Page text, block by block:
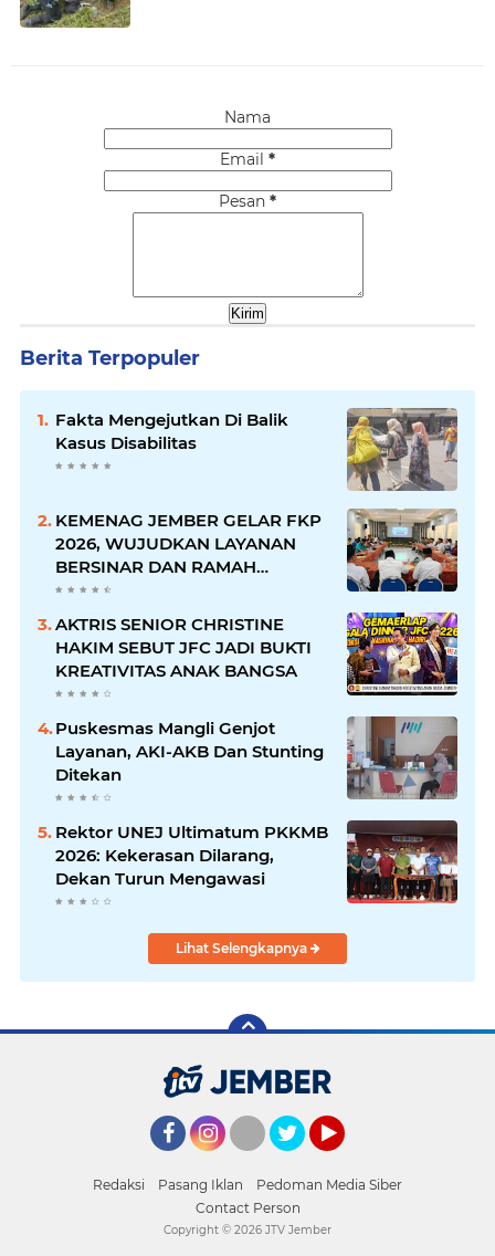
Nama
Email *
Pesan *
Berita Terpopuler
Fakta Mengejutkan Di Balik
Kasus Disabilitas
KEMENAG JEMBER GELAR FKP
2026, WUJUDKAN LAYANAN
BERSINAR DAN RAMAH
DISABILITAS
AKTRIS SENIOR CHRISTINE
HAKIM SEBUT JFC JADI BUKTI
KREATIVITAS ANAK BANGSA
Puskesmas Mangli Genjot
Layanan, AKI-AKB Dan Stunting
Ditekan
Rektor UNEJ Ultimatum PKKMB
2026: Kekerasan Dilarang,
Dekan Turun Mengawasi
Lihat Selengkapnya
Redaksi Pasang Iklan
Pedoman Media Siber
Contact Person
Copyright © 2026 JTV Jember